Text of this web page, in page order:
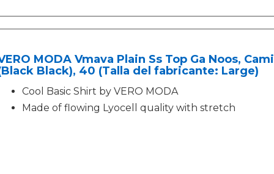
MODA Vmava Plain Ss Top Ga Noos,
Black), 40 (Talla del fabricante: Large)
Cool Basic Shirt by VERO MODA
Made of flowing Lyocell quality with stretch